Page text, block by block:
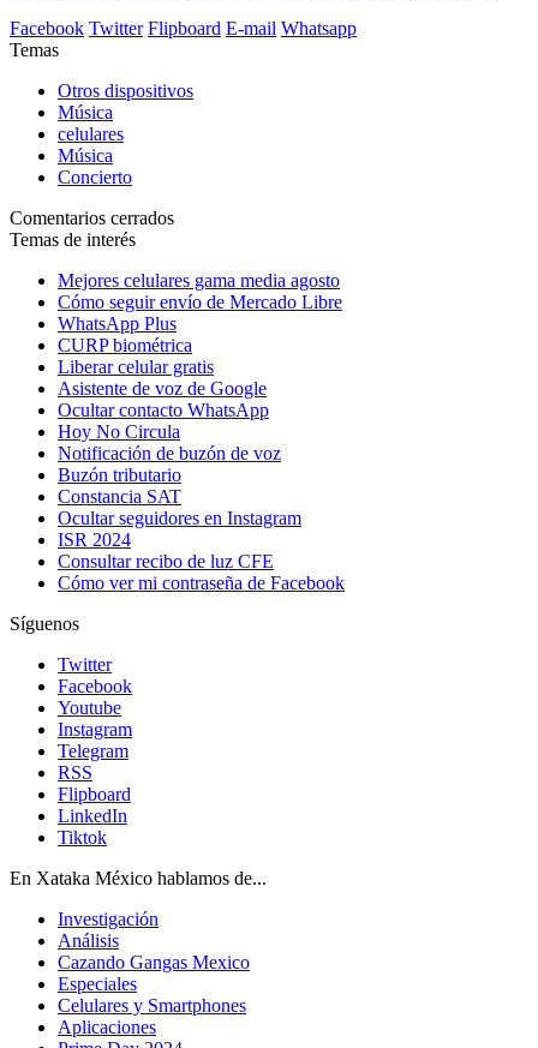
Facebook Twitter Flipboard E-mail Whatsapp
Temas
Otros dispositivos
Música
celulares
Música
Concierto
Comentarios cerrados
Temas de interés
Mejores celulares gama media agosto
Cómo seguir envío de Mercado Libre
WhatsApp Plus
CURP biométrica
Liberar celular gratis
Asistente de voz de Google
Ocultar contacto WhatsApp
Hoy No Circula
Notificación de buzón de voz
Buzón tributario
Constancia SAT
Ocultar seguidores en Instagram
ISR 2024
Consultar recibo de luz CFE
Cómo ver mi contraseña de Facebook
Síguenos
Twitter
Facebook
Youtube
Instagram
Telegram
RSS
Flipboard
LinkedIn
Tiktok
En Xataka México hablamos de...
Investigación
Análisis
Cazando Gangas Mexico
Especiales
Celulares y Smartphones
Aplicaciones